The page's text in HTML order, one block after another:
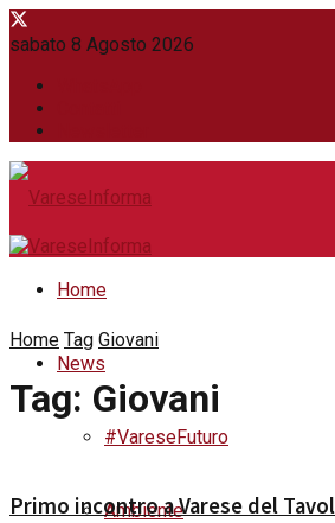
sabato 8 Agosto 2026
Home
News
#VareseFuturo
Ambiente
Home Tag Giovani
Tag: Giovani
Primo incontro a Varese del